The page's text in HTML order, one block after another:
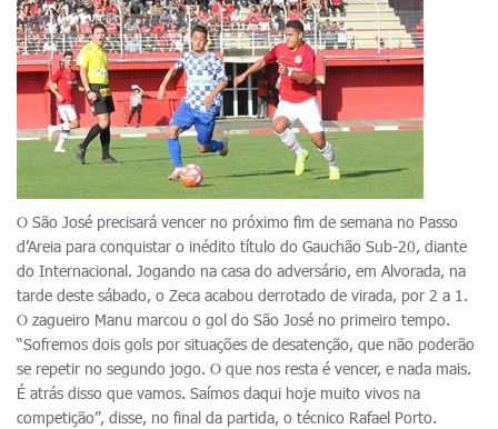
O São José precisará vencer no próximo fim de semana no Passo
d’Areia para conquistar o inédito título do Gauchão Sub-20, diante
do Internacional. Jogando na casa do adversário, em Alvorada, na
tarde deste sábado, o Zeca acabou derrotado de virada, por 2 a 1.
O zagueiro Manu marcou o gol do São José no primeiro tempo.
“Sofremos dois gols por situações de desatenção, que não poderão
se repetir no segundo jogo. O que nos resta é vencer, e nada mais.
É atrás disso que vamos. Saímos daqui hoje muito vivos na
competição”, disse, no final da partida, o técnico Rafael Porto.